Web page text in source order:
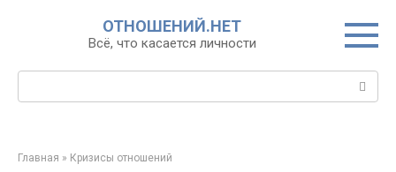
ОТНОШЕНИЙ.НЕТ
Всё, что касается личности
Поиск:
Главная » Кризисы отношений